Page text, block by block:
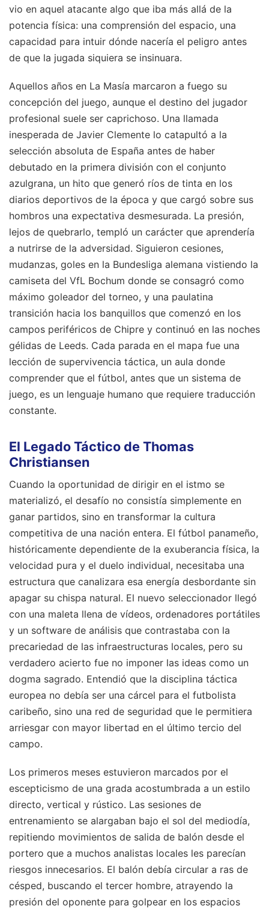
vio en aquel atacante algo que iba más allá de la
potencia física: una comprensión del espacio, una
capacidad para intuir dónde nacería el peligro antes
de que la jugada siquiera se insinuara.
Aquellos años en La Masía marcaron a fuego su
concepción del juego, aunque el destino del jugador
profesional suele ser caprichoso. Una llamada
inesperada de Javier Clemente lo catapultó a la
selección absoluta de España antes de haber
debutado en la primera división con el conjunto
azulgrana, un hito que generó ríos de tinta en los
diarios deportivos de la época y que cargó sobre sus
hombros una expectativa desmesurada. La presión,
lejos de quebrarlo, templó un carácter que aprendería
a nutrirse de la adversidad. Siguieron cesiones,
mudanzas, goles en la Bundesliga alemana vistiendo la
camiseta del VfL Bochum donde se consagró como
máximo goleador del torneo, y una paulatina
transición hacia los banquillos que comenzó en los
campos periféricos de Chipre y continuó en las noches
gélidas de Leeds. Cada parada en el mapa fue una
lección de supervivencia táctica, un aula donde
comprender que el fútbol, antes que un sistema de
juego, es un lenguaje humano que requiere traducción
constante.
El Legado Táctico de Thomas
Christiansen
Cuando la oportunidad de dirigir en el istmo se
materializó, el desafío no consistía simplemente en
ganar partidos, sino en transformar la cultura
competitiva de una nación entera. El fútbol panameño,
históricamente dependiente de la exuberancia física, la
velocidad pura y el duelo individual, necesitaba una
estructura que canalizara esa energía desbordante sin
apagar su chispa natural. El nuevo seleccionador llegó
con una maleta llena de vídeos, ordenadores portátiles
y un software de análisis que contrastaba con la
precariedad de las infraestructuras locales, pero su
verdadero acierto fue no imponer las ideas como un
dogma sagrado. Entendió que la disciplina táctica
europea no debía ser una cárcel para el futbolista
caribeño, sino una red de seguridad que le permitiera
arriesgar con mayor libertad en el último tercio del
campo.
Los primeros meses estuvieron marcados por el
escepticismo de una grada acostumbrada a un estilo
directo, vertical y rústico. Las sesiones de
entrenamiento se alargaban bajo el sol del mediodía,
repitiendo movimientos de salida de balón desde el
portero que a muchos analistas locales les parecían
riesgos innecesarios. El balón debía circular a ras de
césped, buscando el tercer hombre, atrayendo la
presión del oponente para golpear en los espacios